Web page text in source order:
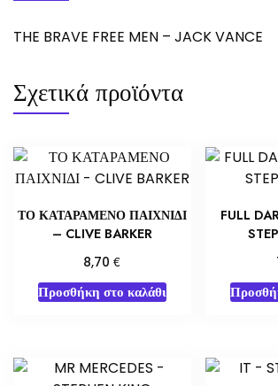
THE BRAVE FREE MEN – JACK VANCE
Σχετικά προϊόντα
ΤΟ ΚΑΤΑΡΑΜΕΝΟ ΠΑΙΧΝΙΔΙ
– CLIVE BARKER
8,70€
Προσθήκη στο καλάθι
FULL